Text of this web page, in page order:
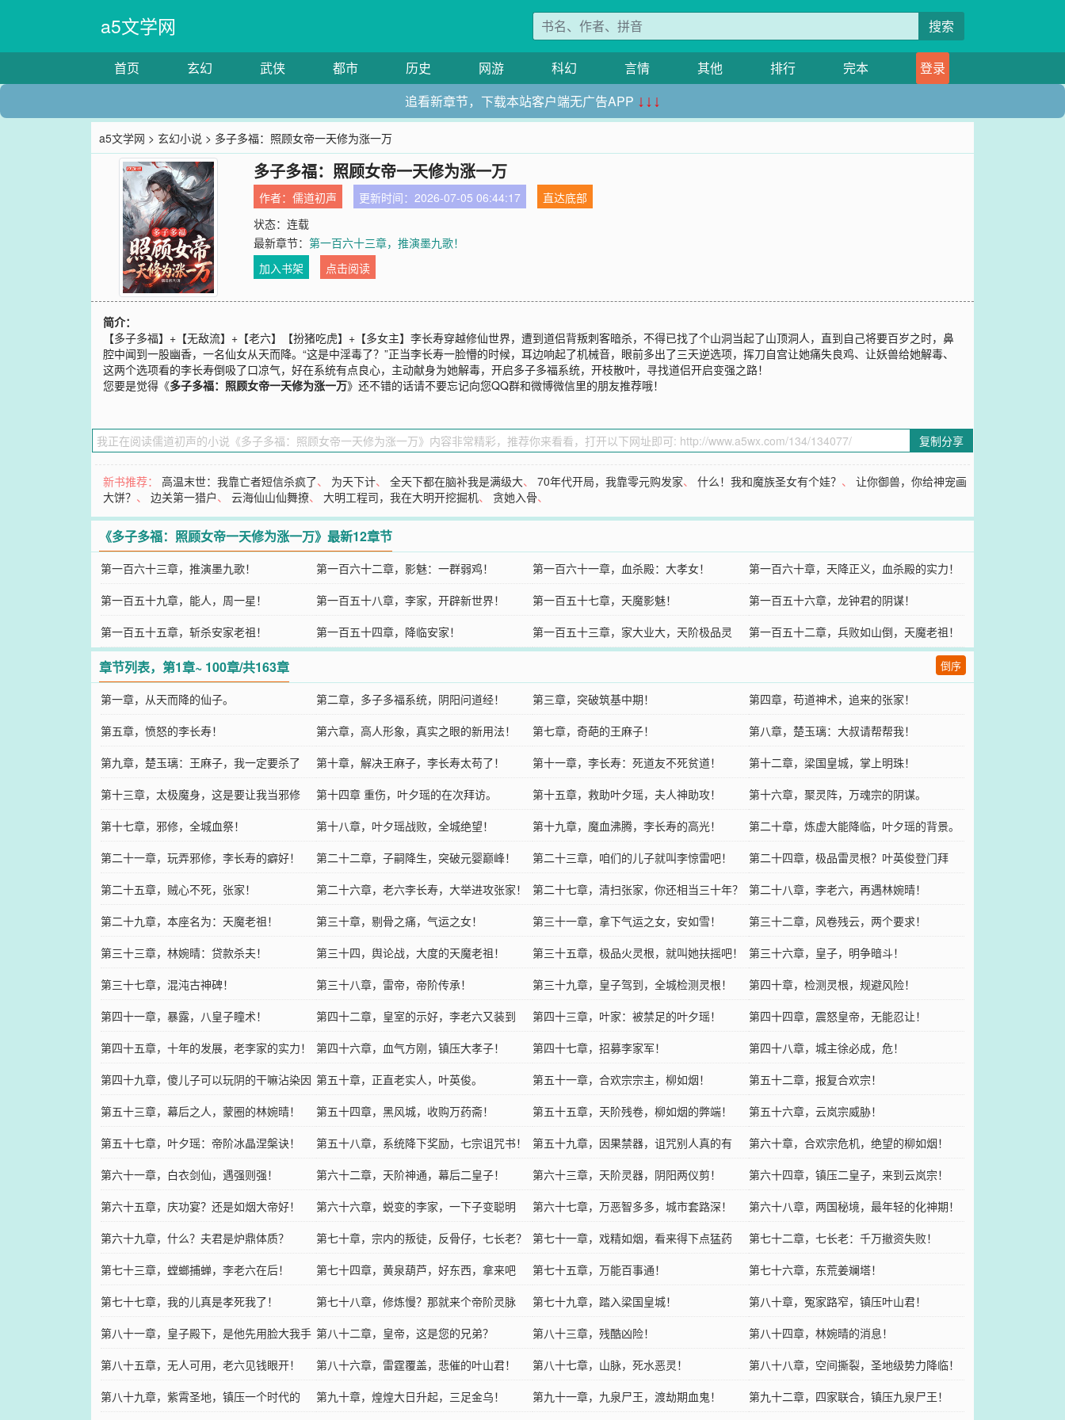
a5文学网 搜索
首页 玄幻 武侠 都市 历史 网游 科幻 言情 其他 排行 完本
登录
追看新章节，下载本站客户端无广告APP ↓↓↓
a5文学网 >玄幻小说 > 多子多福：照顾女帝一天修为涨一万
多子多福：照顾女帝一天修为涨一万
作者：儒道初声 更新时间：2026-07-05 06:44:17
直达底部
状态：连载
最新章节：第一百六十三章，推演墨九歌！
加入书架
点击阅读
简介：
【多子多福】+【无敌流】+【老六】【扮猪吃虎】+【多女主】李长寿穿越修仙世界，遭到道侣背叛刺客暗杀，不得已找了个山洞当起了山顶洞人，直到自己将要百岁之时，鼻
腔中闻到一股幽香，一名仙女从天而降。“这是中淫毒了？”正当李长寿一脸懵的时候，耳边响起了机械音，眼前多出了三天逆选项，挥刀自宫让她痛失良鸡、让妖兽给她解毒、
这两个选项看的李长寿倒吸了口凉气，好在系统有点良心，主动献身为她解毒，开启多子多福系统，开枝散叶，寻找道侣开启变强之路！
您要是觉得《多子多福：照顾女帝一天修为涨一万》还不错的话请不要忘记向您QQ群和微博微信里的朋友推荐哦！
复制分享
新书推荐：高温末世：我靠亡者短信杀疯了、 为天下计、全天下都在脑补我是满级大、70年代开局，我靠零元购发家、什么！我和魔族圣女有个娃？ 、让你御兽，你给神宠画
大饼？ 、边关第一猎户、云海仙山仙舞撩、大明工程司，我在大明开挖掘机、贪她入骨、
《多子多福：照顾女帝一天修为涨一万》最新12章节
第一百六十三章，推演墨九歌！ 第一百六十二章，影魅：一群弱鸡！ 第一百六十一章，血杀殿：大孝女！
第一百六十章，天降正义，血杀殿的实力！
第一百五十九章，能人，周一星！
第一百五十八章，李家，开辟新世界！ 第一百五十七章，天魔影魅！
第一百五十六章，龙钟君的阴谋！
第一百五十五章，斩杀安家老祖！
第一百五十四章，降临安家！
第一百五十三章，家大业大，天阶极品灵
第一百五十二章，兵败如山倒，天魔老祖！
章节列表，第1章~ 100章/共163章 倒序
第一章，从天而降的仙子。 第二章，多子多福系统，阴阳问道经！ 第三章，突破筑基中期！
第四章，苟道神术，追来的张家！
第五章，愤怒的李长寿！
第六章，高人形象，真实之眼的新用法！ 第七章，奇葩的王麻子！
第八章，楚玉璃：大叔请帮帮我！
第九章，楚玉璃：王麻子，我一定要杀了
你！
第十章，解决王麻子，李长寿太苟了！ 第十一章，李长寿：死道友不死贫道！
第十二章，梁国皇城，掌上明珠！
第十三章，太极魔身，这是要让我当邪修
啊！
第十四章 重伤，叶夕瑶的在次拜访。 第十五章，救助叶夕瑶，夫人神助攻！
第十六章，聚灵阵，万魂宗的阴谋。
第十七章，邪修，全城血祭！
第十八章，叶夕瑶战败，全城绝望！ 第十九章，魔血沸腾，李长寿的高光！
第二十章，炼虚大能降临，叶夕瑶的背景。
第二十一章，玩弄邪修，李长寿的癖好！
第二十二章，子嗣降生，突破元婴巅峰！ 第二十三章，咱们的儿子就叫李惊雷吧！
第二十四章，极品雷灵根？叶英俊登门拜
访！
第二十五章，贼心不死，张家！ 第二十六章，老六李长寿，大举进攻张家！ 第二十七章，清扫张家，你还相当三十年？
第二十八章，李老六，再遇林婉晴！
第二十九章，本座名为：天魔老祖！
第三十章，剔骨之痛，气运之女！ 第三十一章，拿下气运之女，安如雪！
第三十二章，风卷残云，两个要求！
第三十三章，林婉晴：贷款杀夫！
第三十四，舆论战，大度的天魔老祖！ 第三十五章，极品火灵根，就叫她扶摇吧！
第三十六章，皇子，明争暗斗！
第三十七章，混沌古神碑！
第三十八章，雷帝，帝阶传承！ 第三十九章，皇子驾到，全城检测灵根！
第四十章，检测灵根，规避风险！
第四十一章，暴露，八皇子瞳术！
第四十二章，皇室的示好，李老六又装到
了！
第四十三章，叶家：被禁足的叶夕瑶！
第四十四章，震怒皇帝，无能忍让！
第四十五章，十年的发展，老李家的实力！
第四十六章，血气方刚，镇压大孝子！ 第四十七章，招募李家军！
第四十八章，城主徐必成，危！
第四十九章，傻儿子可以玩阴的干嘛沾染因
果
第五十章，正直老实人，叶英俊。 第五十一章，合欢宗宗主，柳如烟！
第五十二章，报复合欢宗！
第五十三章，幕后之人，蒙圈的林婉晴！
第五十四章，黑风城，收购万药斋！ 第五十五章，天阶残卷，柳如烟的弊端！
第五十六章，云岚宗威胁！
第五十七章，叶夕瑶：帝阶冰晶涅槃诀！
第五十八章，系统降下奖励，七宗诅咒书！
第五十九章，因果禁器，诅咒别人真的有
用！
第六十章，合欢宗危机，绝望的柳如烟！
第六十一章，白衣剑仙，遇强则强！
第六十二章，天阶神通，幕后二皇子！ 第六十三章，天阶灵器，阴阳两仪剪！
第六十四章，镇压二皇子，来到云岚宗！
第六十五章，庆功宴？还是如烟大帝好！
第六十六章，蜕变的李家，一下子变聪明
了？
第六十七章，万恶智多多，城市套路深！
第六十八章，两国秘境，最年轻的化神期！
第六十九章，什么？夫君是炉鼎体质？
第七十章，宗内的叛徒，反骨仔，七长老？
第七十一章，戏精如烟，看来得下点猛药
了！
第七十二章，七长老：千万撤资失败！
第七十三章，螳螂捕蝉，李老六在后！
第七十四章，黄泉葫芦，好东西，拿来吧
你！
第七十五章，万能百事通！
第七十六章，东荒姜斓塔！
第七十七章，我的儿真是孝死我了！
第七十八章，修炼慢？那就来个帝阶灵脉
吧！
第七十九章，踏入梁国皇城！
第八十章，冤家路窄，镇压叶山君！
第八十一章，皇子殿下，是他先用脸大我手
的
第八十二章，皇帝，这是您的兄弟？ 第八十三章，残酷凶险！
第八十四章，林婉晴的消息！
第八十五章，无人可用，老六见钱眼开！
第八十六章，雷霆覆盖，悲催的叶山君！ 第八十七章，山脉，死水恶灵！
第八十八章，空间撕裂，圣地级势力降临！
第八十九章，紫霄圣地，镇压一个时代的
第九十章，煌煌大日升起，三足金乌！ 第九十一章，九泉尸王，渡劫期血鬼！
第九十二章，四家联合，镇压九泉尸王！